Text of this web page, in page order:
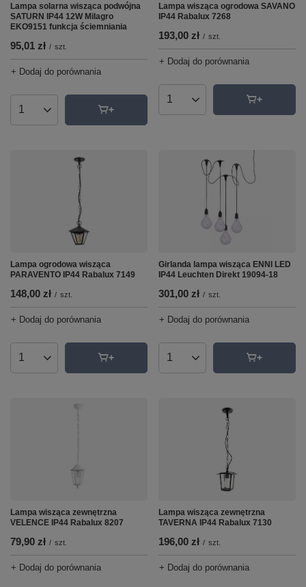
Lampa solarna wisząca podwójna
SATURN IP44 12W Milagro
EKO9151 funkcja ściemniania
95,01 zł / szt.
+ Dodaj do porównania
Ilość produktów
Lampa wisząca ogrodowa SAVANO
IP44 Rabalux 7268
193,00 zł / szt.
+ Dodaj do porównania
Ilość produktów
Lampa ogrodowa wisząca
PARAVENTO IP44 Rabalux 7149
148,00 zł / szt.
+ Dodaj do porównania
Ilość produktów
Girlanda lampa wisząca ENNI LED
IP44 Leuchten Direkt 19094-18
301,00 zł / szt.
+ Dodaj do porównania
Ilość produktów
Lampa wisząca zewnętrzna
VELENCE IP44 Rabalux 8207
79,90 zł / szt.
+ Dodaj do porównania
Lampa wisząca zewnętrzna
TAVERNA IP44 Rabalux 7130
196,00 zł / szt.
+ Dodaj do porównania